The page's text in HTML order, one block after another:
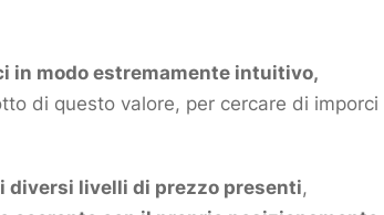
in modo estremamente intuitivo,
di questo valore, per cercare di imporci
diversi livelli di prezzo presenti,